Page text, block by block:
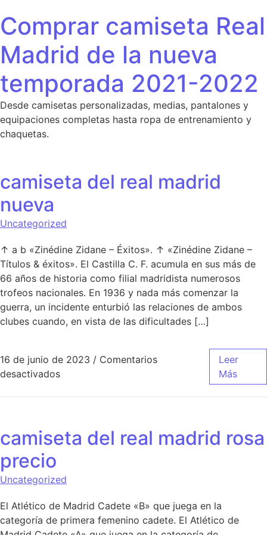
Comprar camiseta Real
Madrid de la nueva
temporada 2021-2022
Desde camisetas personalizadas, medias, pantalones y
equipaciones completas hasta ropa de entrenamiento y
chaquetas.
camiseta del real madrid
nueva
Uncategorized
↑ a b «Zinédine Zidane – Éxitos». ↑ «Zinédine Zidane –
Títulos & éxitos». El Castilla C. F. acumula en sus más de
66 años de historia como filial madridista numerosos
trofeos nacionales. En 1936 y nada más comenzar la
guerra, un incidente enturbió las relaciones de ambos
clubes cuando, en vista de las dificultades […]
16 de junio de 2023 / Comentarios
desactivadosen camiseta del real madrid nueva
Leer
Más
camiseta del real madrid rosa
precio
Uncategorized
El Atlético de Madrid Cadete «B» que juega en la
categoría de primera femenino cadete. El Atlético de